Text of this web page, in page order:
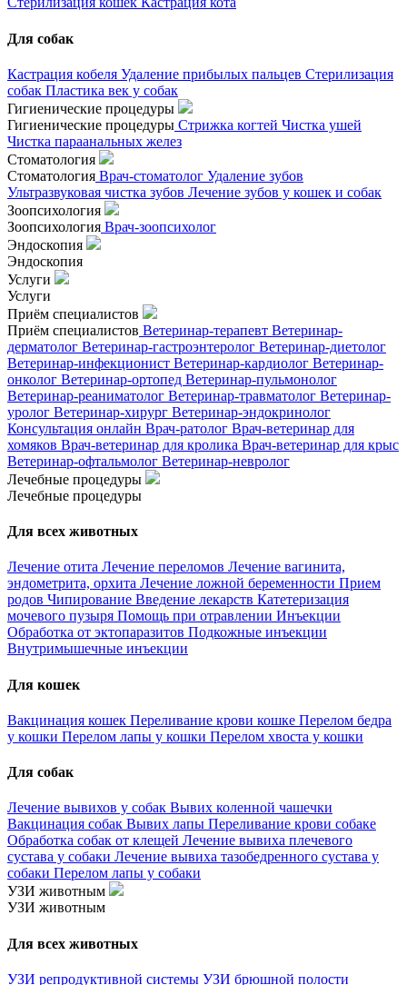
Для собак
Кастрация кобеля Удаление прибылых пальцев Стерилизация
собак Пластика век у собак
Гигиенические процедуры
Гигиенические процедуры Стрижка когтей Чистка ушей
Чистка параанальных желез
Стоматология
Стоматология Врач-стоматолог Удаление зубов
Ультразвуковая чистка зубов Лечение зубов у кошек и собак
Зоопсихология
Зоопсихология Врач-зоопсихолог
Эндоскопия
Эндоскопия
Услуги
Услуги
Приём специалистов
Приём специалистов Ветеринар-терапевт Ветеринар-
дерматолог Ветеринар-гастроэнтеролог Ветеринар-диетолог
Ветеринар-инфекционист Ветеринар-кардиолог Ветеринар-
онколог Ветеринар-ортопед Ветеринар-пульмонолог
Ветеринар-реаниматолог Ветеринар-травматолог Ветеринар-
уролог Ветеринар-хирург Ветеринар-эндокринолог
Консультация онлайн Врач-ратолог Врач-ветеринар для
хомяков Врач-ветеринар для кролика Врач-ветеринар для крыс
Ветеринар-офтальмолог Ветеринар-невролог
Лечебные процедуры
Лечебные процедуры
Для всех животных
Лечение отита Лечение переломов Лечение вагинита,
эндометрита, орхита Лечение ложной беременности Прием
родов Чипирование Введение лекарств Катетеризация
мочевого пузыря Помощь при отравлении Инъекции
Обработка от эктопаразитов Подкожные инъекции
Внутримышечные инъекции
Для кошек
Вакцинация кошек Переливание крови кошке Перелом бедра
у кошки Перелом лапы у кошки Перелом хвоста у кошки
Для собак
Лечение вывихов у собак Вывих коленной чашечки
Вакцинация собак Вывих лапы Переливание крови собаке
Обработка собак от клещей Лечение вывиха плечевого
сустава у собаки Лечение вывиха тазобедренного сустава у
собаки Перелом лапы у собаки
УЗИ животным
УЗИ животным
Для всех животных
УЗИ репродуктивной системы УЗИ брюшной полости